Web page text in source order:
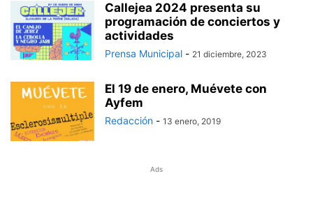
Callejea 2024 presenta su
programación de conciertos y
actividades
Prensa Municipal - 21 diciembre, 2023
El 19 de enero, Muévete con
Ayfem
Redacción - 13 enero, 2019
Ads